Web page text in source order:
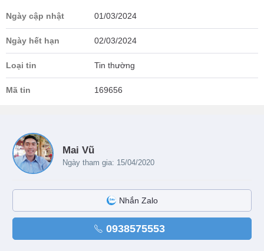
Ngày cập nhật 01/03/2024
Ngày hết hạn 02/03/2024
Loại tin Tin thường
Mã tin 169656
Mai Vũ
Ngày tham gia: 15/04/2020
Nhắn Zalo
0938575553